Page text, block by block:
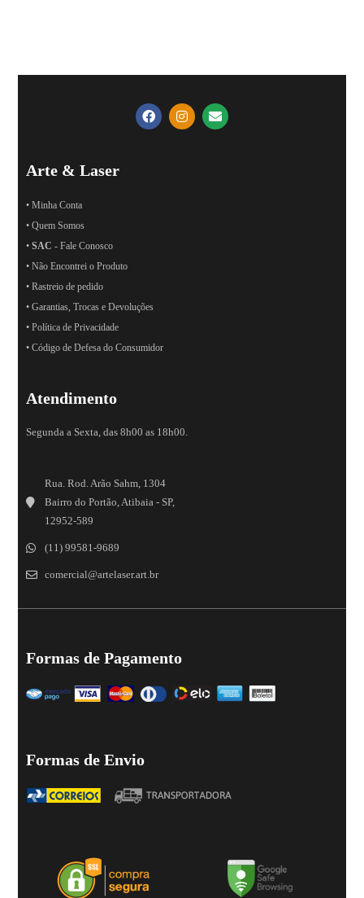
Arte & Laser
• Minha Conta
• Quem Somos
•SAC - Fale Conosco
• Não Encontrei o Produto
• Rastreio de pedido
• Garantias, Trocas e Devoluções
• Política de Privacidade
• Código de Defesa do Consumidor
Atendimento
Segunda a Sexta, das 8h00 as 18h00.
Rua. Rod. Arão Sahm, 1304
Bairro do Portão, Atibaia - SP,
12952-589
(11) 99581-9689
comercial@artelaser.art.br
Formas de Pagamento
Formas de Envio